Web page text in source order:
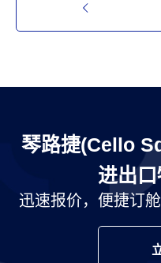
琴路捷(Cello
进出口
迅速报价，便捷订